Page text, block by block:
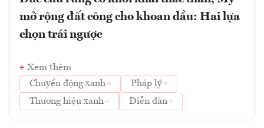
mở rộng đất công cho khoan dầu: Hai lựa
chọn trái ngược
Xem thêm
Chuyển động xanh
Pháp lý
Thương hiệu xanh
Diễn đàn